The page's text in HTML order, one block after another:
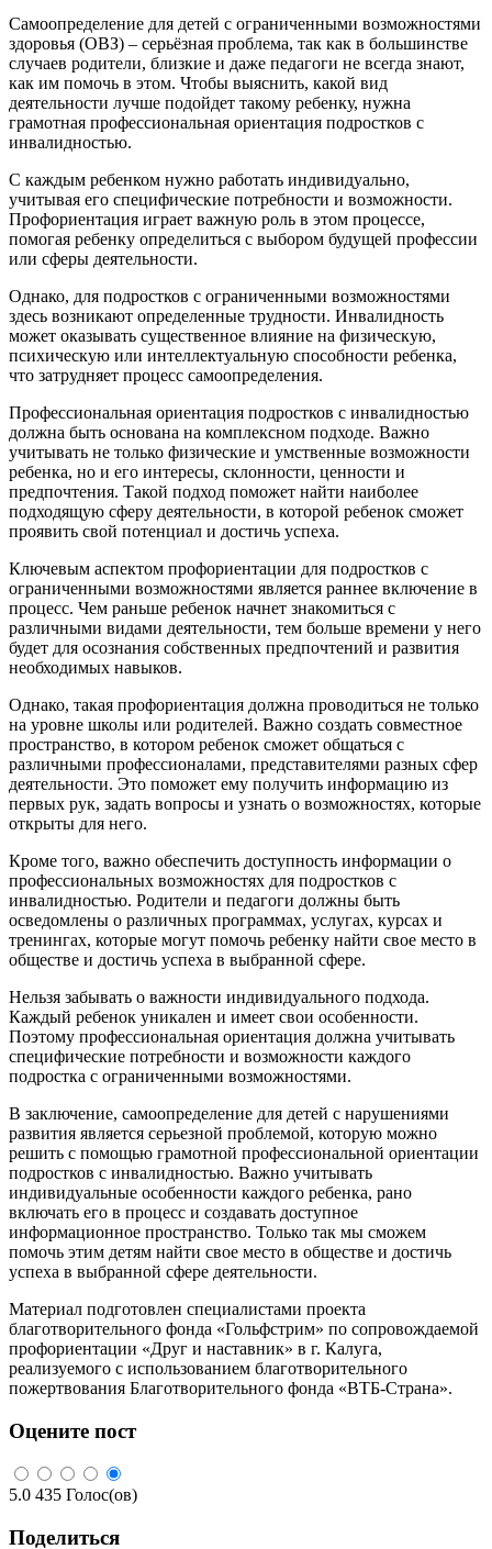
Самоопределение для детей с ограниченными возможностями
здоровья (ОВЗ) – серьёзная проблема, так как в большинстве
случаев родители, близкие и даже педагоги не всегда знают,
как им помочь в этом. Чтобы выяснить, какой вид
деятельности лучше подойдет такому ребенку, нужна
грамотная профессиональная ориентация подростков с
инвалидностью.
С каждым ребенком нужно работать индивидуально,
учитывая его специфические потребности и возможности.
Профориентация играет важную роль в этом процессе,
помогая ребенку определиться с выбором будущей профессии
или сферы деятельности.
Однако, для подростков с ограниченными возможностями
здесь возникают определенные трудности. Инвалидность
может оказывать существенное влияние на физическую,
психическую или интеллектуальную способности ребенка,
что затрудняет процесс самоопределения.
Профессиональная ориентация подростков с инвалидностью
должна быть основана на комплексном подходе. Важно
учитывать не только физические и умственные возможности
ребенка, но и его интересы, склонности, ценности и
предпочтения. Такой подход поможет найти наиболее
подходящую сферу деятельности, в которой ребенок сможет
проявить свой потенциал и достичь успеха.
Ключевым аспектом профориентации для подростков с
ограниченными возможностями является раннее включение в
процесс. Чем раньше ребенок начнет знакомиться с
различными видами деятельности, тем больше времени у него
будет для осознания собственных предпочтений и развития
необходимых навыков.
Однако, такая профориентация должна проводиться не только
на уровне школы или родителей. Важно создать совместное
пространство, в котором ребенок сможет общаться с
различными профессионалами, представителями разных сфер
деятельности. Это поможет ему получить информацию из
первых рук, задать вопросы и узнать о возможностях, которые
открыты для него.
Кроме того, важно обеспечить доступность информации о
профессиональных возможностях для подростков с
инвалидностью. Родители и педагоги должны быть
осведомлены о различных программах, услугах, курсах и
тренингах, которые могут помочь ребенку найти свое место в
обществе и достичь успеха в выбранной сфере.
Нельзя забывать о важности индивидуального подхода.
Каждый ребенок уникален и имеет свои особенности.
Поэтому профессиональная ориентация должна учитывать
специфические потребности и возможности каждого
подростка с ограниченными возможностями.
В заключение, самоопределение для детей с нарушениями
развития является серьезной проблемой, которую можно
решить с помощью грамотной профессиональной ориентации
подростков с инвалидностью. Важно учитывать
индивидуальные особенности каждого ребенка, рано
включать его в процесс и создавать доступное
информационное пространство. Только так мы сможем
помочь этим детям найти свое место в обществе и достичь
успеха в выбранной сфере деятельности.
Материал подготовлен специалистами проекта
благотворительного фонда «Гольфстрим» по сопровождаемой
профориентации «Друг и наставник» в г. Калуга,
реализуемого с использованием благотворительного
пожертвования Благотворительного фонда «ВТБ-Страна».
Оцените пост
5.0 435 Голос(ов)
Поделиться